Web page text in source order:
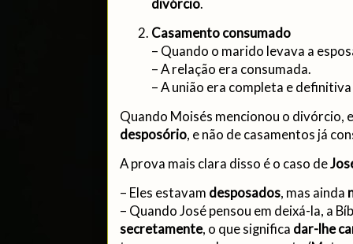
divórcio.
Casamento consumado
– Quando o marido levava a
– A relação era consumada.
– A união era completa e
Quando Moisés mencionou o
desposório, e não de casamentos já
A prova mais clara disso é o caso de
– Eles estavam desposados, mas ainda
– Quando José pensou em deixá-la, a
secretamente, o que significa dar-lhe